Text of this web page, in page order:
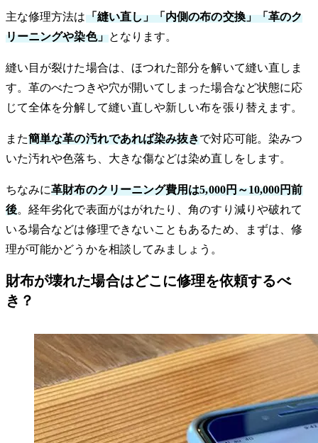
主な修理方法は「縫い直し」「内側の布の交換」「革のク
リーニングや染色」となります。
縫い目が裂けた場合は、ほつれた部分を解いて縫い直しま
す。革のべたつきや穴が開いてしまった場合など状態に応
じて全体を分解して縫い直しや新しい布を張り替えます。
また簡単な革の汚れであれば染み抜きで対応可能。染みつ
いた汚れや色落ち、大きな傷などは染め直しをします。
ちなみに革財布のクリーニング費用は5,000円～10,000円前
後。経年劣化で表面がはがれたり、角のすり減りや破れて
いる場合などは修理できないこともあるため、まずは、修
理が可能かどうかを相談してみましょう。
財布が壊れた場合はどこに修理を依頼するべ
き？